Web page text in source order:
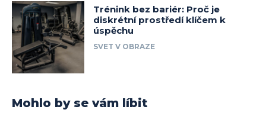
Trénink bez bariér: Proč je
diskrétní prostředí klíčem k
úspěchu
SVET V OBRAZE
Mohlo by se vám líbit